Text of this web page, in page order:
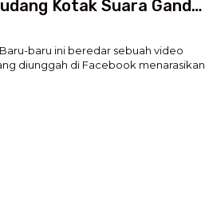
Kotak Suara Ganda
Faktanya
Baru-baru ini beredar sebuah video
diunggah di Facebook menarasikan